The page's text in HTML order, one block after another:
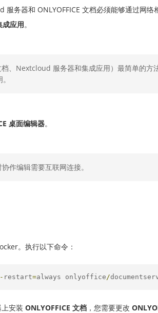
务器和 ONLYOFFICE 文档必须能够通过网络
成应用。
档、Nextcloud 服务器和集成应用）最简单的
桌面编辑器。
作编辑需要互联网连接。
。执行以下命令：
restart=always onlyoffice/
安装 ONLYOFFICE 文档 ，您需要更改